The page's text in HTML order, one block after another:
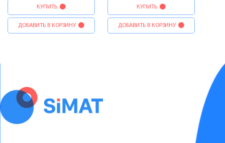
КУПИТЬ
ДОБАВИТЬ В КОРЗИНУ
КУПИТЬ
ДОБАВИТЬ В КОРЗИНУ